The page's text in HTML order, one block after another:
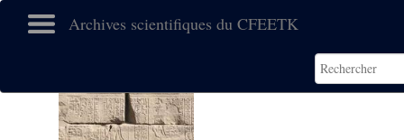
Archives scientifiques du CFEETK